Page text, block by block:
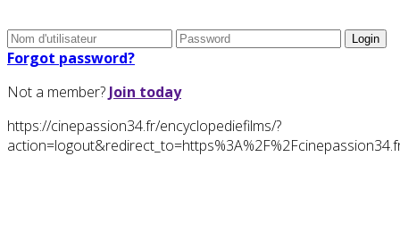
Forgot password?
Not a member? Join today
https://cinepassion34.fr/encyclopediefilms/?